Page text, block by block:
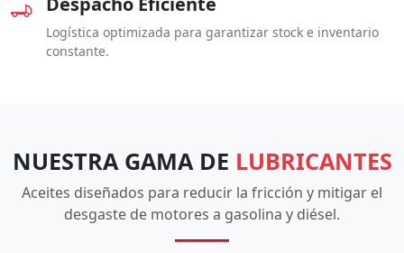
Logística optimizada para garantizar stock e inventario
constante.
NUESTRA GAMA DE LUBRICANTES
Aceites diseñados para reducir la fricción y mitigar el
desgaste de motores a gasolina y diésel.